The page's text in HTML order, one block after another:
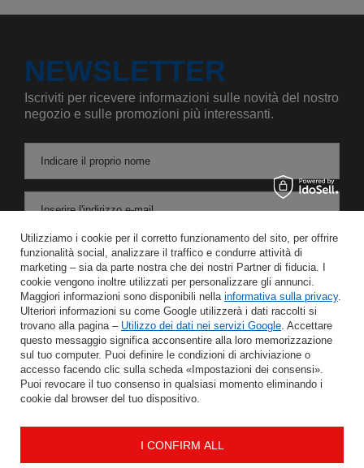
NEWSLETTER
Iscriviti per ricevere informazioni sulle novità del nostro
negozio e sulle promozioni più interessanti.
Indicare il proprio nome
Inserire l'indirizzo e-mail
Acconsento al trattamento dei miei dati personali per le finalità e l'ambito di applicazione del servizio di Newsletter nel
RISPARMIARE
AIUTO
IL MIO CONTO
INFORMAZIONE
Utilizziamo i cookie per il corretto funzionamento del sito, per offrire
funzionalità social, analizzare il traffico e condurre attività di
marketing – sia da parte nostra che dei nostri Partner di fiducia. I
cookie vengono inoltre utilizzati per personalizzare gli annunci.
Maggiori informazioni sono disponibili nella informativa sulla privacy.
Ulteriori informazioni su come Google utilizzerà i dati raccolti si
trovano alla pagina – Utilizzo dei dati nei servizi Google. Accettare
questo messaggio significa acconsentire alla loro memorizzazione
sul tuo computer. Puoi definire le condizioni di archiviazione o
accesso facendo clic sulla scheda «Impostazioni dei consensi».
Puoi revocare il tuo consenso in qualsiasi momento eliminando i
cookie dal browser del tuo dispositivo.
I CONFIRM ALL